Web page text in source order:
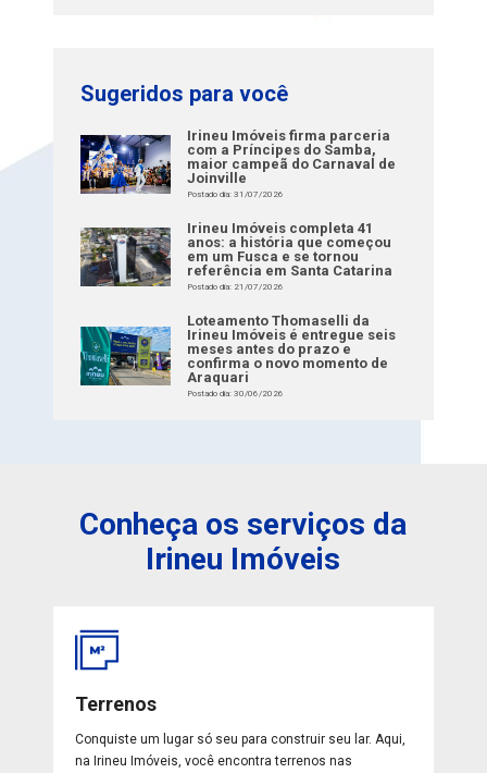
Sugeridos para você
Irineu Imóveis firma parceria
com a Príncipes do Samba,
maior campeã do Carnaval de
Joinville
Postado dia: 31/07/2026
Irineu Imóveis completa 41
anos: a história que começou
em um Fusca e se tornou
referência em Santa Catarina
Postado dia: 21/07/2026
Loteamento Thomaselli da
Irineu Imóveis é entregue seis
meses antes do prazo e
confirma o novo momento de
Araquari
Postado dia: 30/06/2026
Conheça os serviços da
Irineu Imóveis
Terrenos
Conquiste um lugar só seu para construir seu lar. Aqui,
na Irineu Imóveis, você encontra terrenos nas